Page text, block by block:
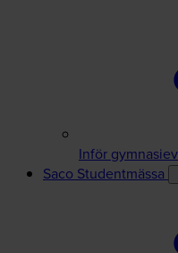
Inför
Saco Studentmässa